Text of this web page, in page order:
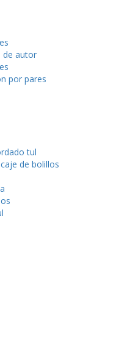
de autor
por pares
tul
de bolillos